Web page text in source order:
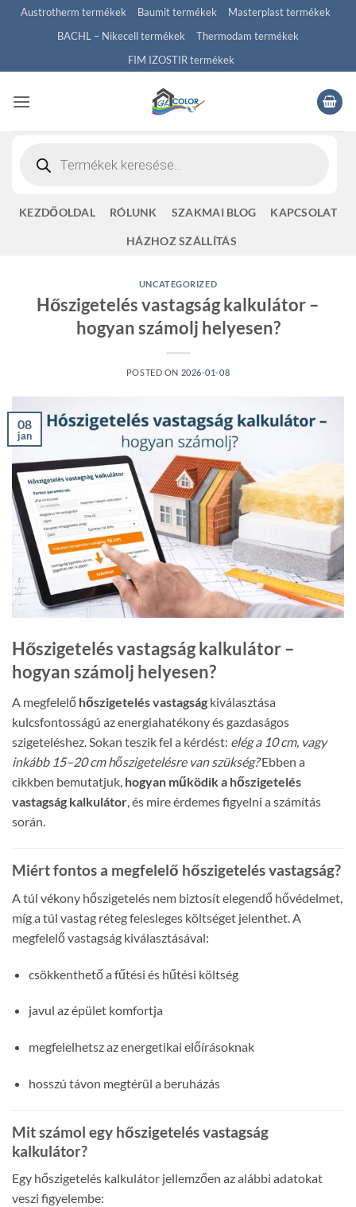
SkipAustrotherm termékek Baumit termékek
Masterplast termékek
BACHL – Nikecell termékek
Thermodam termékek
FIM IZOSTIR termékek
search
KEZDŐOLDAL RÓLUNK SZAKMAI BLOG KAPCSOLAT
HÁZHOZ SZÁLLÍTÁS
UNCATEGORIZED
Hőszigetelés vastagság kalkulátor –
hogyan számolj helyesen?
POSTED ON 2026-01-08
08
jan
Hőszigetelés vastagság kalkulátor –
hogyan számolj helyesen?
A megfelelő hőszigetelés vastagság kiválasztása
kulcsfontosságú az energiahatékony és gazdaságos
szigeteléshez. Sokan teszik fel a kérdést: elég a 10 cm, vagy
inkább 15–20 cm hőszigetelésre van szükség?Ebben a
cikkben bemutatjuk, hogyan működik a hőszigetelés
vastagság kalkulátor, és mire érdemes figyelni a számítás
során.
Miért fontos a megfelelő hőszigetelés vastagság?
A túl vékony hőszigetelés nem biztosít elegendő hővédelmet,
míg a túl vastag réteg felesleges költséget jelenthet. A
megfelelő vastagság kiválasztásával:
csökkenthető a fűtési és hűtési költség
javul az épület komfortja
megfelelhetsz az energetikai előírásoknak
hosszú távon megtérül a beruházás
Mit számol egy hőszigetelés vastagság
kalkulátor?
Egy hőszigetelés kalkulátor jellemzően az alábbi adatokat
veszi figyelembe: